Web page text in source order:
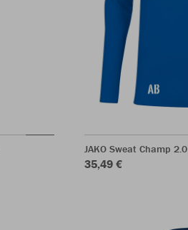
JAKO Sweat Champ 2.0
35,49 €